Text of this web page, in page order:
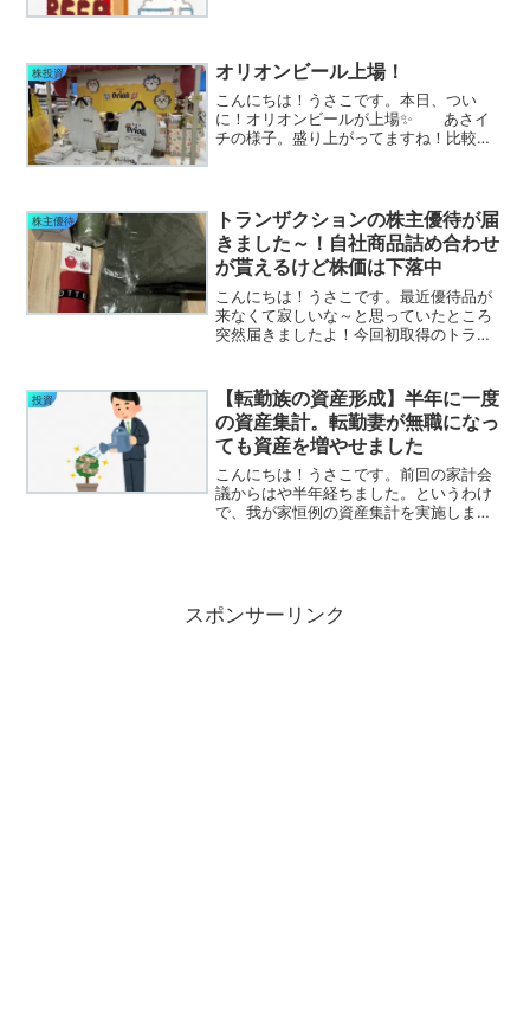
楽天証券とSBI...
株投資 オリオンビール上場！
こんにちは！うさこです。本日、つい
に！オリオンビールが上場✨ あさイ
チの様子。盛り上がってますね！比較的
して、結果は・・・ ...
株主優待
トランザクションの株主優待が届
きました～！自社商品詰め合わせ
が貰えるけど株価は下落中
こんにちは！うさこです。最近優待品が
来なくて寂しいな～と思っていたところ
突然届きましたよ！今回初取得のトラン
まっていました。ブランケットが嵩張っ
てるのね・・・ 一番大...
投資
【転勤族の資産形成】半年に一度
の資産集計。転勤妻が無職になっ
ても資産を増やせました
こんにちは！うさこです。前回の家計会
議からはや半年経ちました。というわけ
で、我が家恒例の資産集計を実施しまし
スポンサーリンク